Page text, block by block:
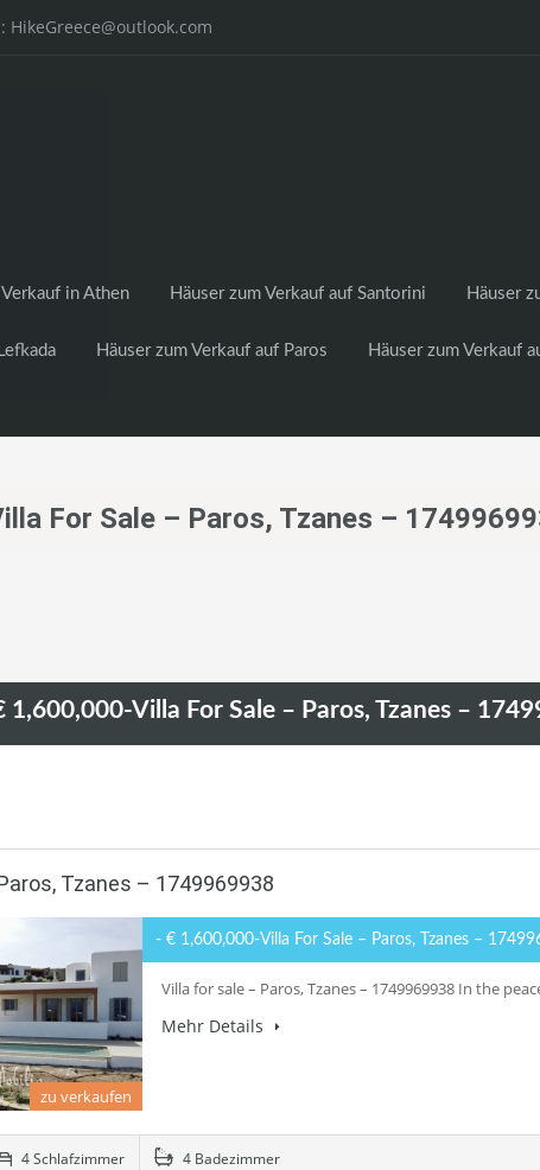
HikeGreece@outlook.com
Verkauf in Athen Häuser zum Verkauf auf Santorini Häuser
Häuser zum Verkauf auf Paros Häuser zum Verkauf
For Sale – Paros, Tzanes –
1,600,000-Villa For Sale – Paros, Tzanes –
Tzanes – 1749969938
zu verkaufen
- € 1,600,000-Villa For Sale – Paros, Tzanes –
Villa for sale – Paros, Tzanes – 1749969938 In the
Mehr Details
4 Schlafzimmer 4 Badezimmer